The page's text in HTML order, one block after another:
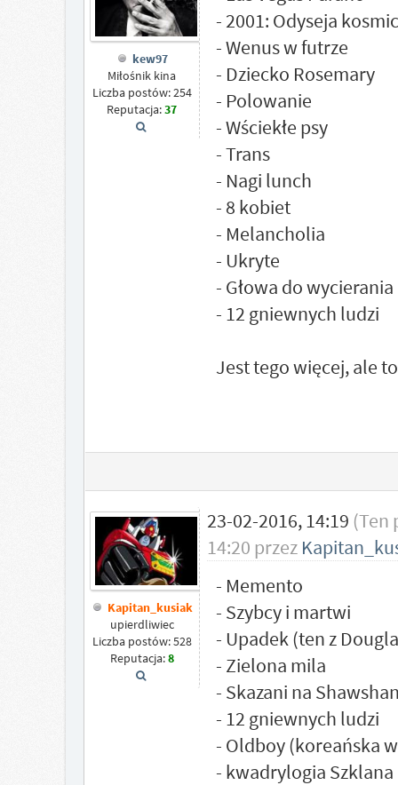
kew97
Miłośnik kina
Liczba postów: 254
Reputacja:37
- 2001: Odyseja
- Wenus w futrze
- Dziecko Rosemary
- Polowanie
- Wściekłe psy
- Trans
- Nagi lunch
- 8 kobiet
- Melancholia
- Ukryte
- Głowa do wycierania
- 12 gniewnych ludzi
Jest tego więcej, ale
Kapitan_kusiak
upierdliwiec
Liczba postów: 528
Reputacja:8
23-02-2016, 14:19 (Ten
14:20 przez
- Memento
- Szybcy i martwi
- Upadek (ten z
- Zielona mila
- Skazani na
- 12 gniewnych ludzi
- Oldboy (koreańska
- kwadrylogia